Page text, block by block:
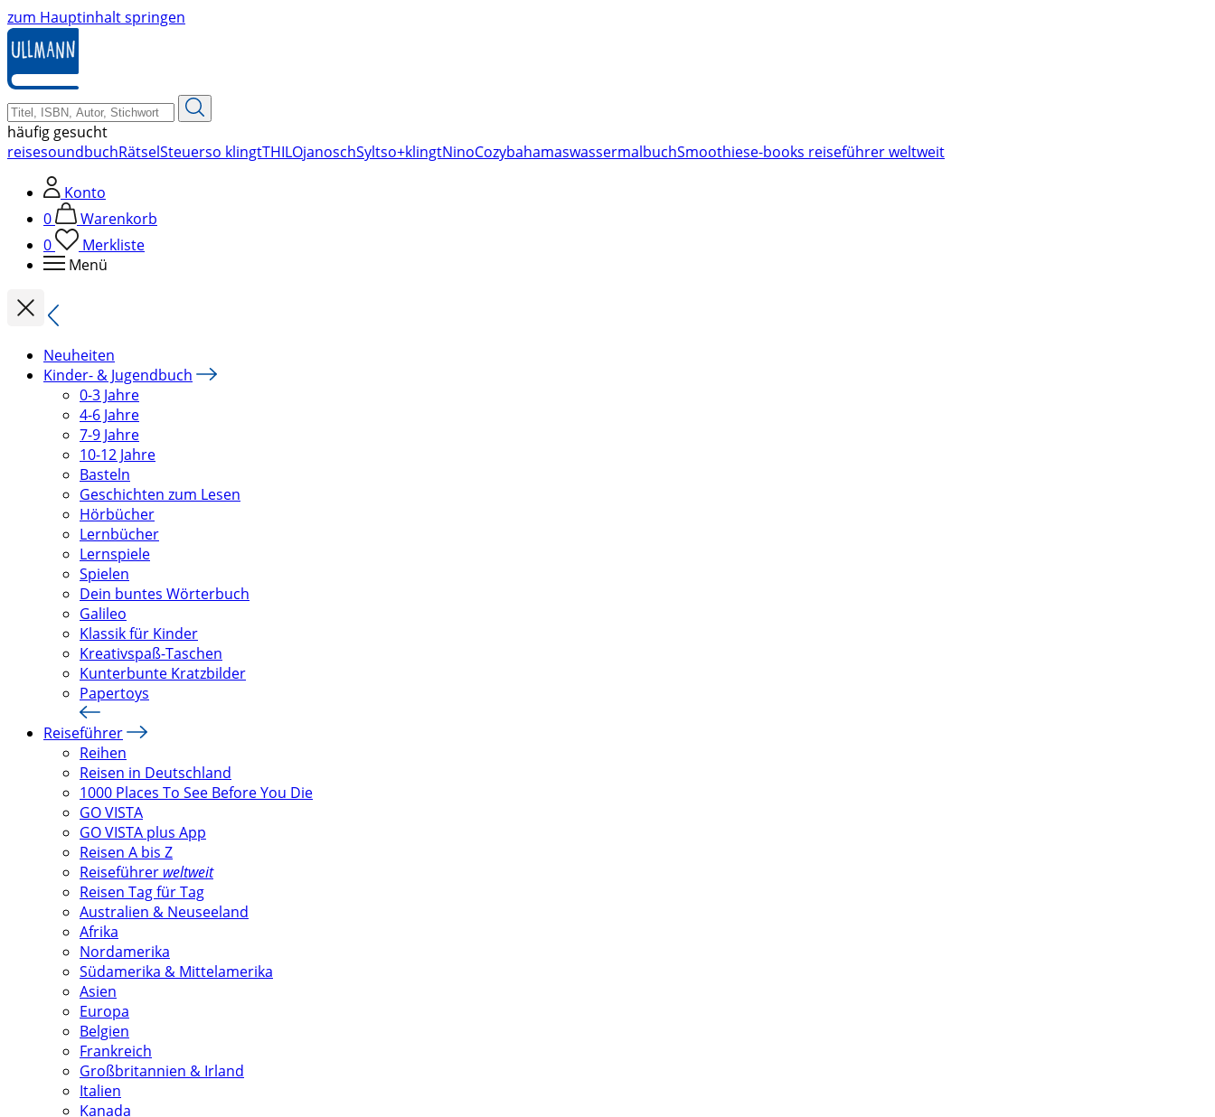
zum Hauptinhalt springen
häufig gesucht
reisesoundbuchRätselSteuerso klingtTHILOjanoschSyltso+klingtNinoCozybahamaswassermalbuchSmoothiese-books reiseführer weltweit
Konto
0
Warenkorb
0
Merkliste
Menü
Neuheiten
Kinder- & Jugendbuch
0-3 Jahre
4-6 Jahre
7-9 Jahre
10-12 Jahre
Basteln
Geschichten zum Lesen
Hörbücher
Lernbücher
Lernspiele
Spielen
Dein buntes Wörterbuch
Galileo
Klassik für Kinder
Kreativspaß-Taschen
Kunterbunte Kratzbilder
Papertoys
Reiseführer
Reihen
Reisen in Deutschland
1000 Places To See Before You Die
GO VISTA
GO VISTA plus App
Reisen A bis Z
Reiseführer weltweit
Reisen Tag für Tag
Australien & Neuseeland
Afrika
Nordamerika
Südamerika & Mittelamerika
Asien
Europa
Belgien
Frankreich
Großbritannien & Irland
Italien
Kanada